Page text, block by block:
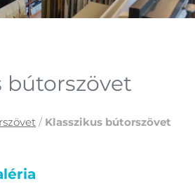
bútorszövet
/ Klasszikus bútorszövet